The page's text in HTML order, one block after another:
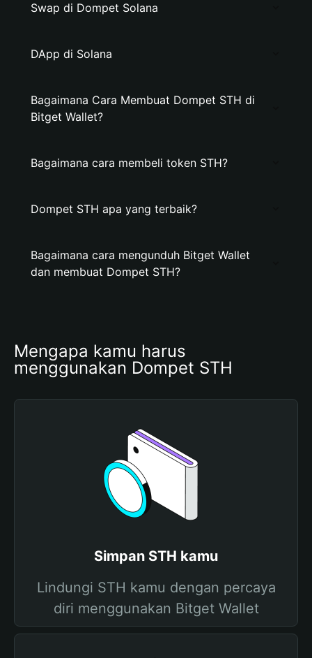
Swap di Dompet Solana
DApp di Solana
Bagaimana Cara Membuat Dompet STH di
Bitget Wallet?
Bagaimana cara membeli token STH?
Dompet STH apa yang terbaik?
Bagaimana cara mengunduh Bitget Wallet
dan membuat Dompet STH?
Mengapa kamu harus
menggunakan Dompet STH
Simpan STH kamu
Lindungi STH kamu dengan percaya
diri menggunakan Bitget Wallet